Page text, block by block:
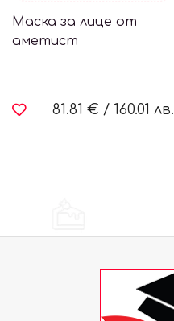
Маска за лице от
аметист
81.81 € / 160.01 лв.